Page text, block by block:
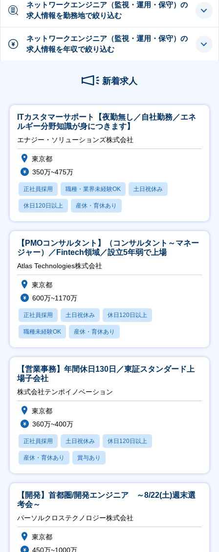
ネットワークエンジニア（監視・運用・保守）の
求人情報を勤務地で絞り込む
ネットワークエンジニア（監視・運用・保守）の
求人情報を年収で絞り込む
新着求人
ITカスタマーサポート【夜勤無し／自社勤務／エネ
ルギー分野知識が身につきます】
エナジー・ソリューションズ株式会社
東京都
350万~475万
正社員採用 職種・業界未経験OK 土日祝休み
休日120日以上 産休・育休あり
【PMOコンサルタント】（コンサルタント～マネー
ジャー）／Fintech領域／設立5年弱で上場
Atlas Technologies株式会社
東京都
600万~1170万
正社員採用 土日祝休み 休日120日以上
職種未経験OK 産休・育休あり
【営業事務】年間休日130日／東証スタンダード上
場子会社
株式会社テンポイノベーション
東京都
360万~400万
正社員採用 土日祝休み 休日120日以上
産休・育休あり 賞与あり
【開発】首都圏/開発エンジニア ～8/22(土)週末選
考会～
パーソルクロステクノロジー株式会社
東京都
450万~1000万